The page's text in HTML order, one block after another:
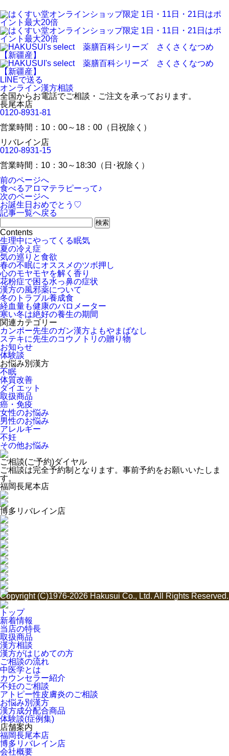
LINEで送る
オンライン漢方相談
全国からお電話でご相談・ご注文を承っております。
長尾本店
0120-8931-81
営業時間：10：00～18：00（日祝除く）
リバレイン店
0120-8931-15
営業時間：10：30～18:30（日･祝除く）
前のページへ
食べるアロマテラピーって♪
次のページへ
お誕生日おめでとう♡
記事一覧へ戻る
Contents
生理中にやってくる眠気
夏の冷え症
気の巡りと食欲
春の不眠にオススメのツボ押し
心のモヤモヤを解く香り
花粉症で困る水っ鼻の症状
漢方の風邪薬について
冬のトラブル養成食
経血量も健康のバロメーター
寒い冬は絶好の養生の期間
関連カテゴリー
カンポー先生のガン漢方よもやまばなし
ステキに先生のコウノトリの贈り物
お知らせ
体験談
お悩み別漢方
不眠
体質改善
ダイエット
取扱商品
癌・免疫
女性のお悩み
男性のお悩み
アレルギー
不妊
その他お悩み
ご相談(ご予約)ダイヤル
ご相談は完全予約制となります。事前予約をお願いいたしま
す。
福岡長尾本店
博多リバレイン店
Copyright (C)1976-2026 Hakusui Co., Ltd. All Rights Reserved.
トップ
新着情報
当店の特長
取扱商品
漢方相談
漢方がはじめての方
ご相談の流れ
中医学とは
カウンセラー紹介
不妊のご相談
アトピー性皮膚炎のご相談
お悩み別漢方
漢方成分配合商品
体験談(症例集)
店舗案内
福岡長尾本店
博多リバレイン店
会社概要